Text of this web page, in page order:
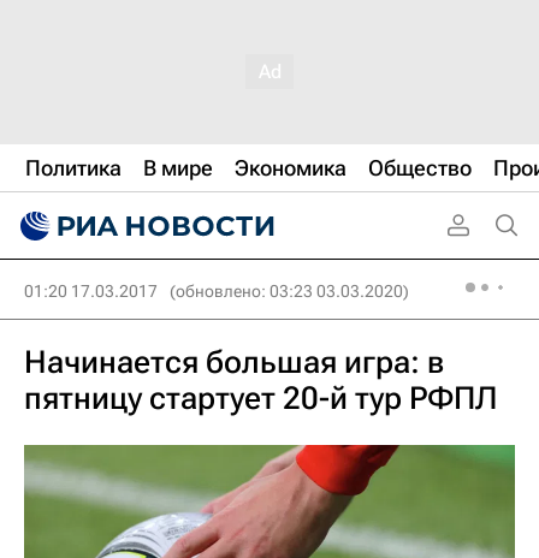
Политика В мире Экономика Общество
01:20 17.03.2017 (обновлено: 03:23 03.03.2020)
Начинается большая игра: в
пятницу стартует 20-й тур РФПЛ